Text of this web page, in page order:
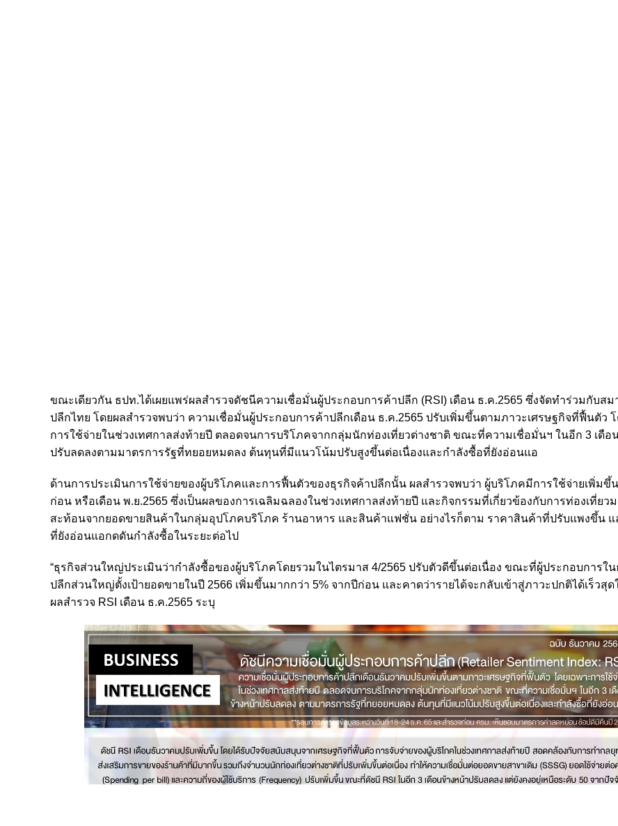
ขณะเดียวกัน ธปท.ได้เผยแพร่ผลสำรวจดัชนีความเชื่อมั่นผู้ประกอบการค้าปลีก (RSI) เดือน ธ.ค.2565 ซึ่งจัดทำร่วมกับส
ปลีกไทย โดยผลสำรวจพบว่า ความเชื่อมั่นผู้ประกอบการค้าปลีกเดือน ธ.ค.2565 ปรับเพิ่มขึ้นตามภาวะเศรษฐกิจที่ฟื้นตัว โ
การใช้จ่ายในช่วงเทศกาลส่งท้ายปี ตลอดจนการบริโภคจากกลุ่มนักท่องเที่ยวต่างชาติ ขณะที่ความเชื่อมั่นฯ ในอีก 3 เดือ
ปรับลดลงตามมาตรการรัฐที่ทยอยหมดลง ต้นทุนที่มีแนวโน้มปรับสูงขึ้นต่อเนื่องและกำลังซื้อที่ยังอ่อนแอ
ด้านการประเมินการใช้จ่ายของผู้บริโภคและการฟื้นตัวของธุรกิจค้าปลีกนั้น ผลสำรวจพบว่า ผู้บริโภคมีการใช้จ่ายเพิ่มขึ้
ก่อน หรือเดือน พ.ย.2565 ซึ่งเป็นผลของการเฉลิมฉลองในช่วงเทศกาลส่งท้ายปี และกิจกรรมที่เกี่ยวข้องกับการท่องเที่ยว
สะท้อนจากยอดขายสินค้าในกลุ่มอุปโภคบริโภค ร้านอาหาร และสินค้าแฟชั่น อย่างไรก็ตาม ราคาสินค้าที่ปรับแพงขึ้น แ
ที่ยังอ่อนแอกดดันกำลังซื้อในระยะต่อไป
“ธุรกิจส่วนใหญ่ประเมินว่ากำลังซื้อของผู้บริโภคโดยรวมในไตรมาส 4/2565 ปรับตัวดีขึ้นต่อเนื่อง ขณะที่ผู้ประกอบการใ
ปลีกส่วนใหญ่ตั้งเป้ายอดขายในปี 2566 เพิ่มขึ้นมากกว่า 5% จากปีก่อน และคาดว่ารายได้จะกลับเข้าสู่ภาวะปกติได้เร็วสุด
ผลสำรวจ RSI เดือน ธ.ค.2565 ระบุ